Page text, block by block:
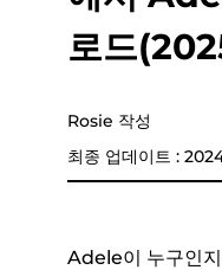
온라인 도구
Spotify mp3로
유튜브 뮤직 MP3
애플 뮤직에 MP3
스노에 MP3
어떻게
로드
Rosie 작성
최종 업데이트 :
Adele이 누구인